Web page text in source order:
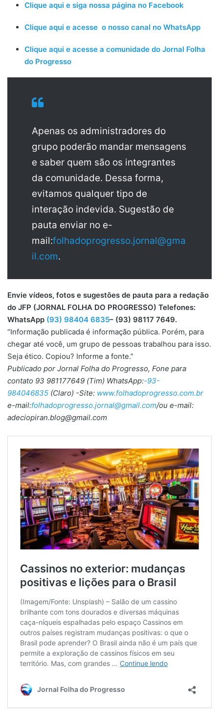
Clique aqui e siga nossa página no Facebook
Clique aqui e acesse o nosso canal no WhatsApp
Clique aqui e acesse a comunidade do Jornal Folha
do Progresso
Apenas os administradores do
grupo poderão mandar mensagens
e saber quem são os integrantes
da comunidade. Dessa forma,
evitamos qualquer tipo de
interação indevida. Sugestão de
pauta enviar no e-
mail:folhadoprogresso.jornal@gma
il.com.
Envie vídeos, fotos e sugestões de pauta para a redação
do JFP (JORNAL FOLHA DO PROGRESSO) Telefones:
WhatsApp (93) 98404 6835– (93) 98117 7649.
“Informação publicada é informação pública. Porém, para
chegar até você, um grupo de pessoas trabalhou para isso.
Seja ético. Copiou? Informe a fonte.”
Publicado por Jornal Folha do Progresso, Fone para
contato 93 981177649 (Tim) WhatsApp:-93-
984046835 (Claro) -Site: www.folhadoprogresso.com.br
e-mail:folhadoprogresso.jornal@gmail.com/ou e-mail:
adeciopiran.blog@gmail.com